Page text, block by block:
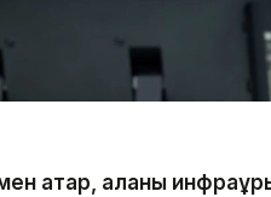
қатар, қаланы